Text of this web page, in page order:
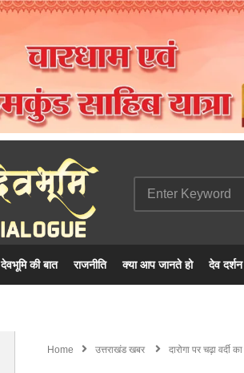
देवभूमि की बात राजनीति क्या आप जानते हो देव दर्शन
Home उत्तराखंड खबर दारोगा पर चढ़ा